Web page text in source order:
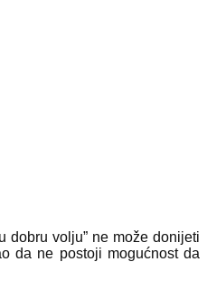
dobru volju” ne može donijeti
da ne postoji mogućnost da